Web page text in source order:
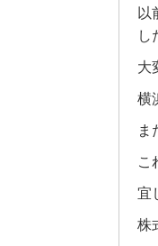
以
し
大
横
ま
こ
宜
株